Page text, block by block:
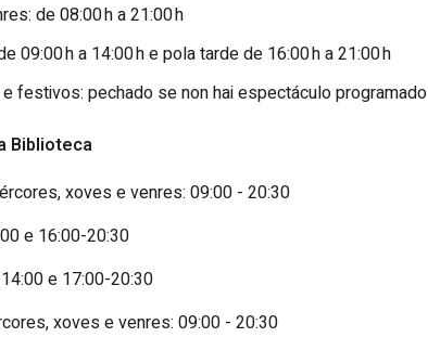
de 08:00 h a 21:00 h
09:00 h a 14:00 h e pola tarde de 16:00 h a 21:00 h
festivos: pechado se non hai espectáculo programado
Biblioteca
xoves e venres: 09:00 - 20:30
e 16:00-20:30
e 17:00-20:30
xoves e venres: 09:00 - 20:30